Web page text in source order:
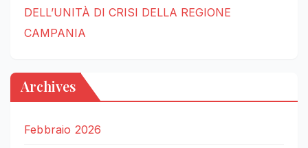
DELL’UNITÀ DI CRISI DELLA REGIONE
CAMPANIA
Archives
Febbraio 2026